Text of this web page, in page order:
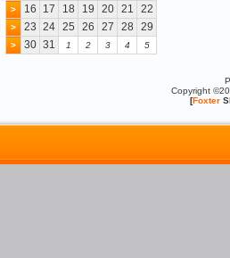
> 16 17 18 19 20 21 22
> 23 24 25 26 27 28 29
> 30 31 1 2 3 4 5
Copyright
[Foxter